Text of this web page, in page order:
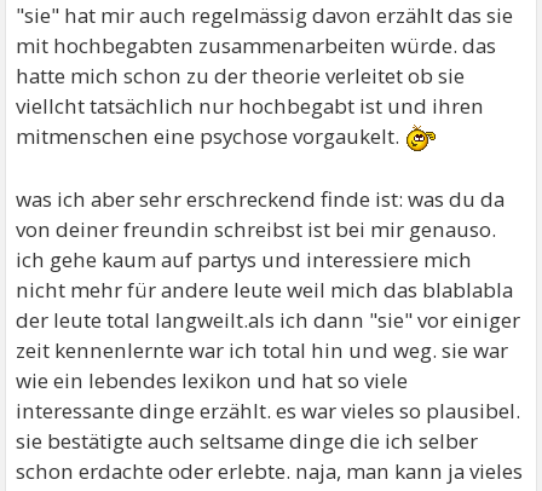
"sie" hat mir auch regelmässig davon erzählt das sie
mit hochbegabten zusammenarbeiten würde. das
hatte mich schon zu der theorie verleitet ob sie
viellcht tatsächlich nur hochbegabt ist und ihren
mitmenschen eine psychose vorgaukelt.
was ich aber sehr erschreckend finde ist: was du da
von deiner freundin schreibst ist bei mir genauso.
ich gehe kaum auf partys und interessiere mich
nicht mehr für andere leute weil mich das blablabla
der leute total langweilt.als ich dann "sie" vor einiger
zeit kennenlernte war ich total hin und weg. sie war
wie ein lebendes lexikon und hat so viele
interessante dinge erzählt. es war vieles so plausibel.
sie bestätigte auch seltsame dinge die ich selber
schon erdachte oder erlebte. naja, man kann ja vieles